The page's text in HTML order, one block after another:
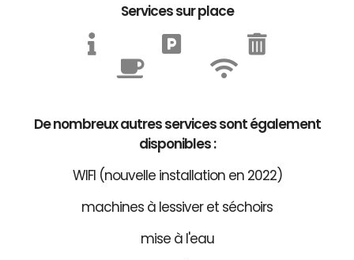
Services sur place
De nombreux autres services sont également
disponibles :
WIFI (nouvelle installation en 2022)
machines à lessiver et séchoirs
mise à l'eau